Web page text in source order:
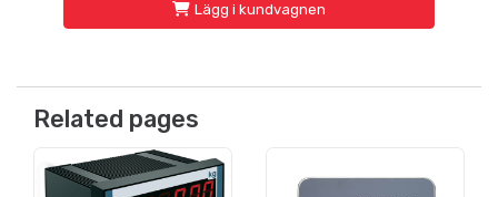
Lägg i kundvagnen
Related pages